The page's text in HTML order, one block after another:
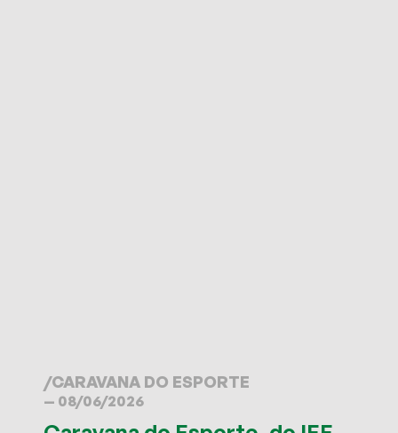
/CARAVANA DO ESPORTE
— 08/06/2026